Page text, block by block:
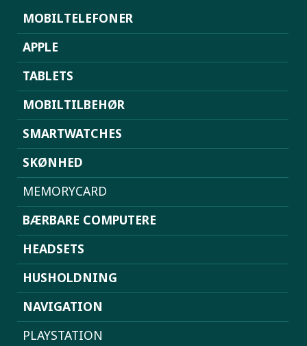
MOBILTELEFONER
APPLE
TABLETS
MOBILTILBEHØR
SMARTWATCHES
SKØNHED
MEMORYCARD
BÆRBARE COMPUTERE
HEADSETS
HUSHOLDNING
NAVIGATION
PLAYSTATION